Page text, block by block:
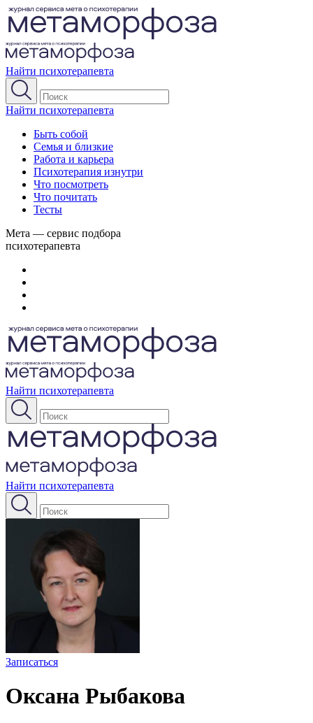
Найти психотерапевта
Найти психотерапевта
Быть собой
Семья и близкие
Работа и карьера
Психотерапия изнутри
Что посмотреть
Что почитать
Тесты
Мета — сервис подбора
психотерапевта
Найти психотерапевта
Найти психотерапевта
Записаться
Оксана Рыбакова